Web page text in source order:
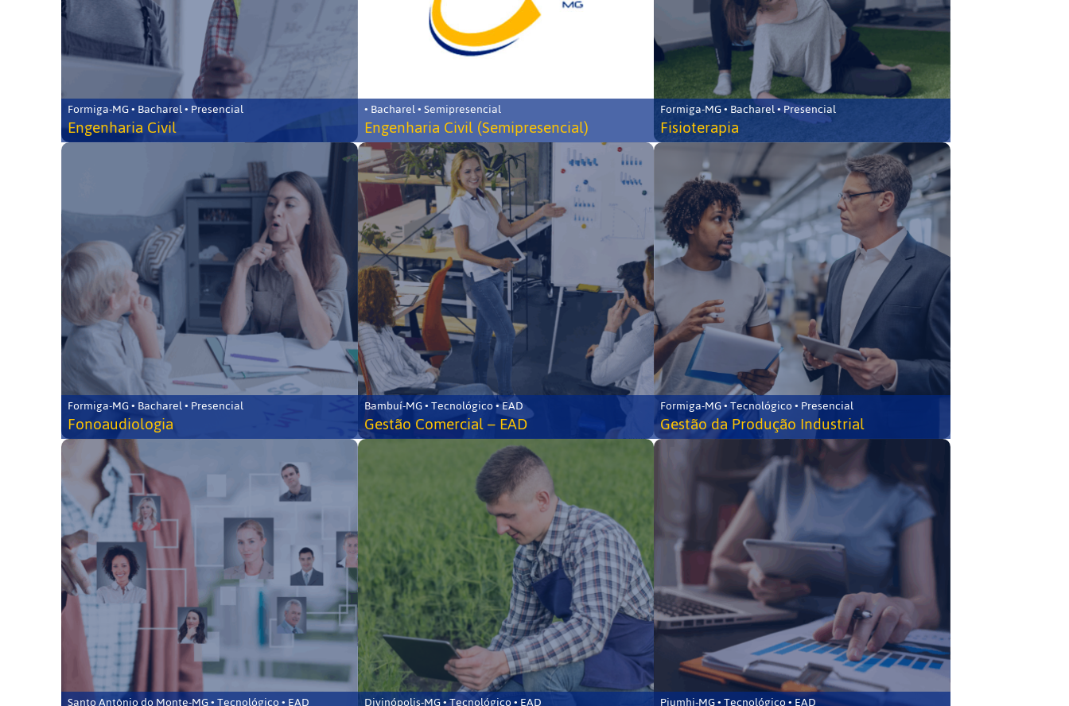
Formiga-MG • Bacharel • Presencial
Engenharia Civil
• Bacharel • Semipresencial
Engenharia Civil (Semipresencial)
Formiga-MG • Bacharel • Presencial
Fisioterapia
Formiga-MG • Bacharel • Presencial
Fonoaudiologia
Bambuí-MG • Tecnológico • EAD
Gestão Comercial – EAD
Formiga-MG • Tecnológico • Presencial
Gestão da Produção Industrial